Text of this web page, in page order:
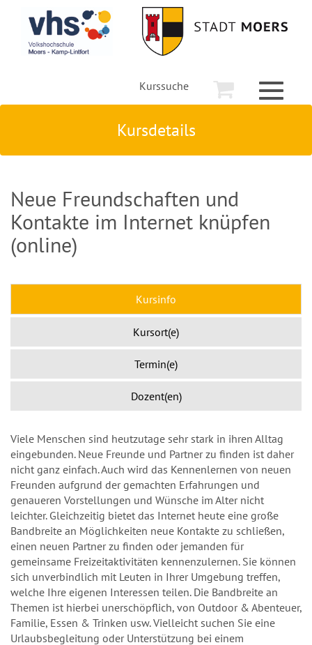
Kurssuche
Toggle
Kursdetails
Neue Freundschaften und
Kontakte im Internet knüpfen
(online)
Kursinfo
Kursort(e)
Termin(e)
Dozent(en)
Viele Menschen sind heutzutage sehr stark in ihren Alltag
eingebunden. Neue Freunde und Partner zu finden ist daher
nicht ganz einfach. Auch wird das Kennenlernen von neuen
Freunden aufgrund der gemachten Erfahrungen und
genaueren Vorstellungen und Wünsche im Alter nicht
leichter. Gleichzeitig bietet das Internet heute eine große
Bandbreite an Möglichkeiten neue Kontakte zu schließen,
einen neuen Partner zu finden oder jemanden für
gemeinsame Freizeitaktivitäten kennenzulernen. Sie können
sich unverbindlich mit Leuten in Ihrer Umgebung treffen,
welche Ihre eigenen Interessen teilen. Die Bandbreite an
Themen ist hierbei unerschöpflich, von Outdoor & Abenteuer,
Familie, Essen & Trinken usw. Vielleicht suchen Sie eine
Urlaubsbegleitung oder Unterstützung bei einem